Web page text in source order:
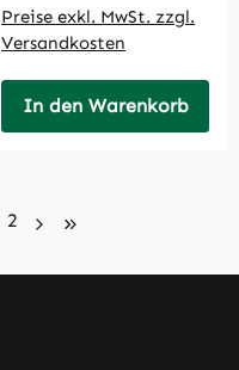
Preise exkl. MwSt. zzgl.
Versandkosten
In den Warenkorb
Seite
2